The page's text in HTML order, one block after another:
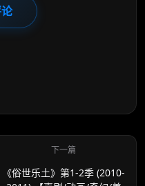
《俗世乐土》第1-2季 (2010-